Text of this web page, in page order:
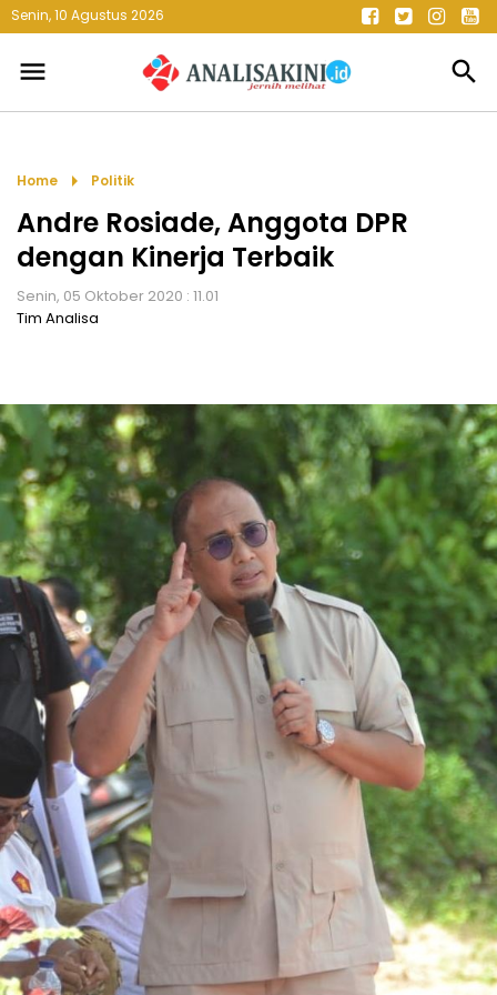
Senin, 10 Agustus 2026
menu search
Home arrow_right Politik
Andre Rosiade, Anggota DPR
dengan Kinerja Terbaik
Senin, 05 Oktober 2020 : 11.01
Tim Analisa